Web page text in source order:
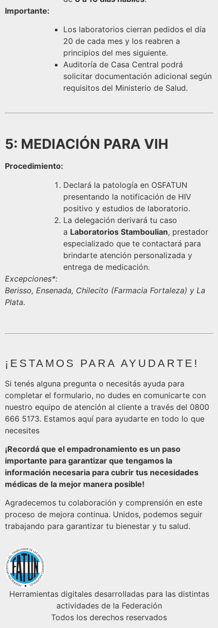
Importante:
Los laboratorios cierran pedidos el día
20 de cada mes y los reabren a
principios del mes siguiente.
Auditoría de Casa Central podrá
solicitar documentación adicional según
requisitos del Ministerio de Salud.
5: MEDIACIÓN PARA VIH
Procedimiento:
Declará la patología en OSFATUN
presentando la notificación de HIV
positivo y estudios de laboratorio.
La delegación derivará tu caso
a Laboratorios Stamboulian, prestador
especializado que te contactará para
brindarte atención personalizada y
entrega de medicación.
Excepciones*:
Berisso, Ensenada, Chilecito (Farmacia Fortaleza) y La
Plata.
¡ESTAMOS PARA AYUDARTE!
Si tenés alguna pregunta o necesitás ayuda para
completar el formulario, no dudes en comunicarte con
nuestro equipo de atención al cliente a través del 0800
666 5173. Estamos aquí para ayudarte en todo lo que
necesites
¡Recordá que el empadronamiento es un paso
importante para garantizar que tengamos la
información necesaria para cubrir tus necesidades
médicas de la mejor manera posible!
Agradecemos tu colaboración y comprensión en este
proceso de mejora continua. Unidos, podemos seguir
trabajando para garantizar tu bienestar y tu salud.
Herramientas digitales desarrolladas para las distintas
actividades de la Federación
Todos los derechos reservados